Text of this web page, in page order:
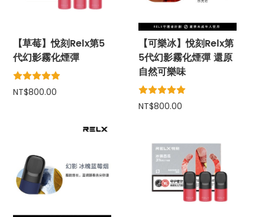
【草莓】悅刻Relx第5
代幻影霧化煙彈
NT$800.00
【可樂冰】悅刻Relx第
5代幻影霧化煙彈 還原
自然可樂味
NT$800.00